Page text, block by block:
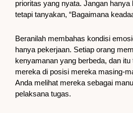
prioritas yang nyata. Jangan hanya
tetapi tanyakan, “Bagaimana
Beranilah membahas kondisi
hanya pekerjaan. Setiap orang
kenyamanan yang berbeda, dan
mereka di posisi mereka masing-
Anda melihat mereka sebagai
pelaksana tugas.